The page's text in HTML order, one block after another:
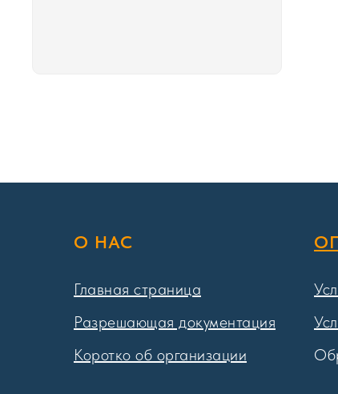
О НАС
Главная страница
Разрешающая документация
Коротко об организации